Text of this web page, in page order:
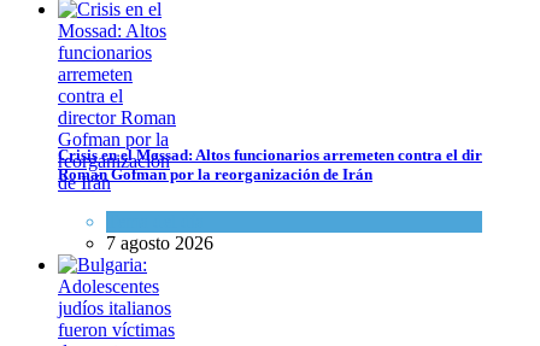
Crisis en el Mossad: Altos funcionarios arremeten contra el director
Tema del día
7 agosto 2026
Crisis en el Mossad: Altos funcionarios arremeten contra el director
Roman Gofman por la reorganización de Irán
7 agosto 2026